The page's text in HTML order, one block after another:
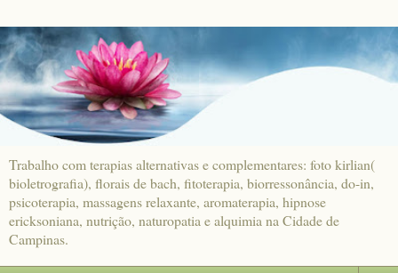
Trabalho com terapias alternativas e complementares: foto kirlian(
bioletrografia), florais de bach, fitoterapia, biorressonância, do-in,
psicoterapia, massagens relaxante, aromaterapia, hipnose
ericksoniana, nutrição, naturopatia e alquimia na Cidade de
Campinas.